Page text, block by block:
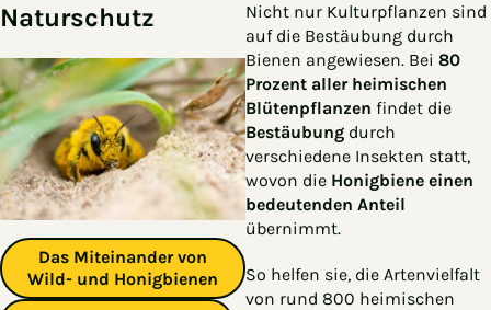
Naturschutz
Das Miteinander von
Wild- und Honigbienen
Nicht nur Kulturpflanzen sind
auf die Bestäubung durch
Bienen angewiesen. Bei 80
Prozent aller heimischen
Blütenpflanzen findet die
Bestäubung durch
verschiedene Insekten statt,
wovon die Honigbiene einen
bedeutenden Anteil
übernimmt.
So helfen sie, die Artenvielfalt
von rund 800 heimischen